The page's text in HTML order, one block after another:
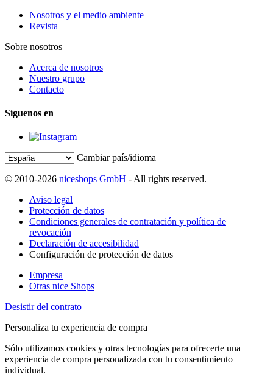
Nosotros y el medio ambiente
Revista
Sobre nosotros
Acerca de nosotros
Nuestro grupo
Contacto
Síguenos en
Cambiar país/idioma
© 2010-2026 niceshops GmbH - All rights reserved.
Aviso legal
Protección de datos
Condiciones generales de contratación y política de
revocación
Declaración de accesibilidad
Configuración de protección de datos
Empresa
Otras nice Shops
Desistir del contrato
Personaliza tu experiencia de compra
Sólo utilizamos cookies y otras tecnologías para ofrecerte una
experiencia de compra personalizada con tu consentimiento
individual.